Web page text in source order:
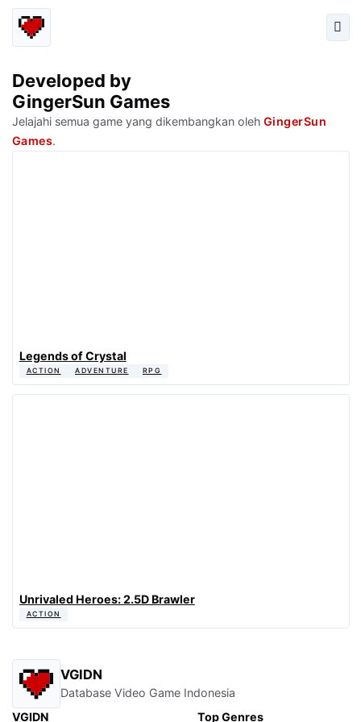
Developed by
GingerSun Games
Jelajahi semua game yang dikembangkan oleh GingerSun
Games.
Legends of Crystal
ACTION ADVENTURE RPG
Unrivaled Heroes: 2.5D Brawler
ACTION
VGIDN
Database Video Game Indonesia
VGIDN
Top Genres